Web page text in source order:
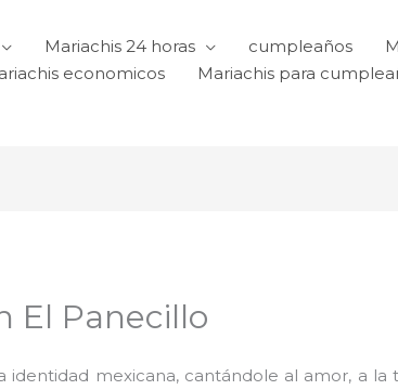
Mariachis 24 horas cumpleaños
economicos Mariachis para
El Panecillo
mexicana, cantándole al amor, a la